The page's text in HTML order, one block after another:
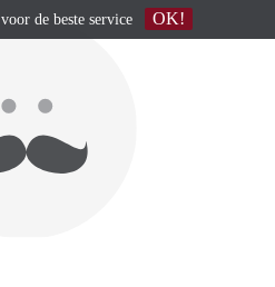
voor de beste service OK!